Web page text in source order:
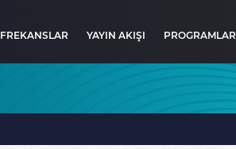
FREKANSLAR YAYIN AKIŞI PROGRAMLAR